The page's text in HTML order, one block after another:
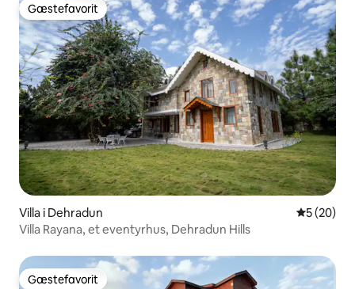
Gæstefavorit
Gæstefavorit
Villa i Dehradun 5 ud af 5 i
5 (20)
Villa Rayana, et eventyrhus, Dehradun Hills
Gæstefavorit